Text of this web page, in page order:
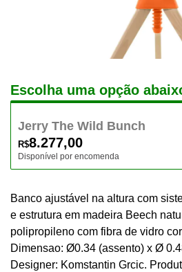
Escolha uma opção
Jerry The Wild Bunch
R$8.277,00
Disponível por encomenda
Banco ajustável na altura com
e estrutura em madeira Beech
polipropileno com fibra de vidro
Dimensao: Ø0.34 (assento) x Ø
Designer: Komstantin Grcic.